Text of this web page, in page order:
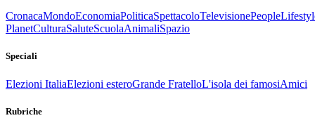
CronacaMondoEconomiaPoliticaSpettacoloTelevisionePeople
PlanetCulturaSaluteScuolaAnimaliSpazio
Speciali
Elezioni ItaliaElezioni esteroGrande FratelloL'isola dei famosiAmici
Rubriche